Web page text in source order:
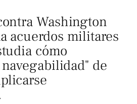
Washington
acuerdos militares
cómo
de